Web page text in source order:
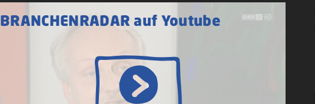
BRANCHENRADAR auf Youtube